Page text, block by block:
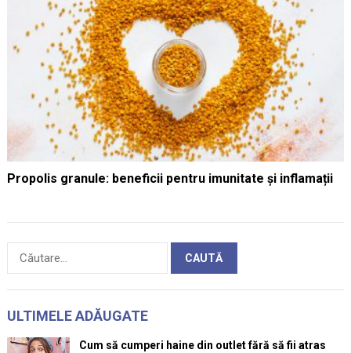
Propolis granule: beneficii pentru imunitate și inflamații
Caută
ULTIMELE ADĂUGATE
Cum să cumperi haine din outlet fără să fii atras